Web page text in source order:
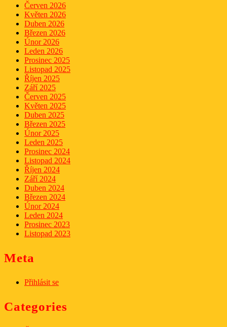
Červen 2026
Květen 2026
Duben 2026
Březen 2026
Únor 2026
Leden 2026
Prosinec 2025
Listopad 2025
Říjen 2025
Září 2025
Červen 2025
Květen 2025
Duben 2025
Březen 2025
Únor 2025
Leden 2025
Prosinec 2024
Listopad 2024
Říjen 2024
Září 2024
Duben 2024
Březen 2024
Únor 2024
Leden 2024
Prosinec 2023
Listopad 2023
Meta
Přihlásit se
Categories